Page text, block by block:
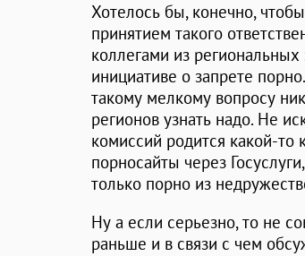
Хотелось бы, конечно,
принятием такого
коллегами из
инициативе о запрете
такому мелкому вопросу
регионов узнать надо. Не
комиссий родится какой-то
порносайты через
только порно из
Ну а если серьезно, то не
раньше и в связи с чем